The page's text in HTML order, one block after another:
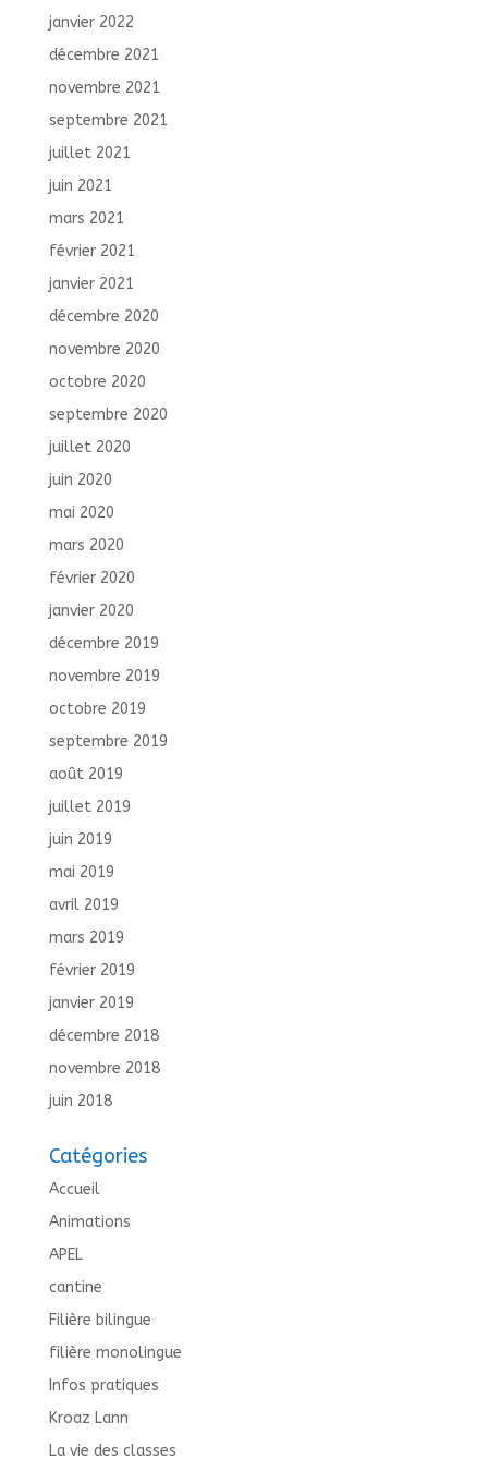
janvier 2022
décembre 2021
novembre 2021
septembre 2021
juillet 2021
juin 2021
mars 2021
février 2021
janvier 2021
décembre 2020
novembre 2020
octobre 2020
septembre 2020
juillet 2020
juin 2020
mai 2020
mars 2020
février 2020
janvier 2020
décembre 2019
novembre 2019
octobre 2019
septembre 2019
août 2019
juillet 2019
juin 2019
mai 2019
avril 2019
mars 2019
février 2019
janvier 2019
décembre 2018
novembre 2018
juin 2018
Catégories
Accueil
Animations
APEL
cantine
Filière bilingue
filière monolingue
Infos pratiques
Kroaz Lann
La vie des classes